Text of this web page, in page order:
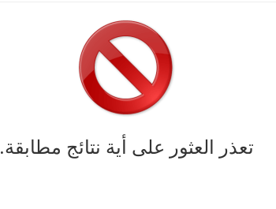
تعذر العثور على أية نتائج مطابقة.